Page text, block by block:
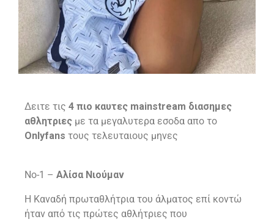
Δειτε τις 4 πιο καυτες mainstream διασημες
αθλητριες με τα μεγαλυτερα εσοδα απο το
Onlyfans τους τελευταιους μηνες
Νο-1 – Αλίσα Νιούμαν
Η Καναδή πρωταθλήτρια του άλματος επί κοντώ
ήταν από τις πρώτες αθλήτριες που